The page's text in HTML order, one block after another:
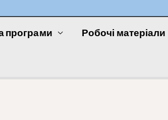
програми Робочі матеріали